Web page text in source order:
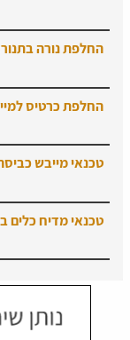
החלפת נורה בתנור:
החלפת כרטיס
טכנאי מייבש
טכנאי מדיח כלים